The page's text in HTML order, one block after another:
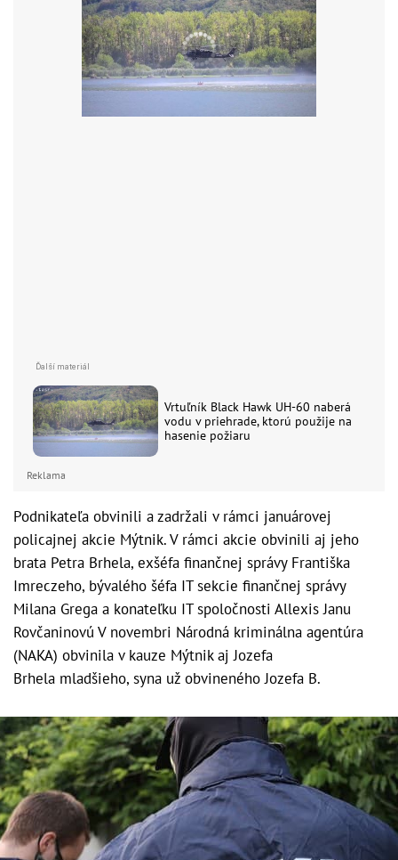
Vrtuľník Black Hawk UH-60 naberá
vodu v priehrade, ktorú použije na
hasenie požiaru
Reklama
Podnikateľa obvinili a zadržali v rámci januárovej
policajnej akcie Mýtnik. V rámci akcie obvinili aj jeho
brata Petra Brhela, exšéfa finančnej správy Františka
Imreczeho, bývalého šéfa IT sekcie finančnej správy
Milana Grega a konateľku IT spoločnosti Allexis Janu
Rovčaninovú V novembri Národná kriminálna agentúra
(NAKA) obvinila v kauze Mýtnik aj Jozefa
Brhela mladšieho, syna už obvineného Jozefa B.